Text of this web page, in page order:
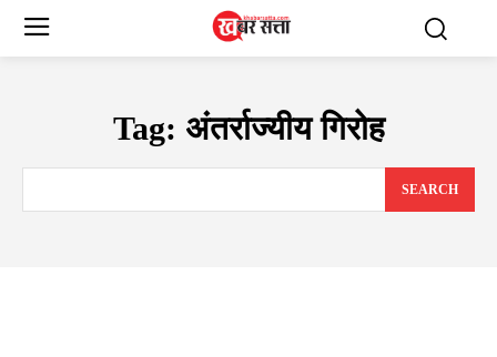
Tag: अंतर्राज्यीय गिरोह
SEARCH